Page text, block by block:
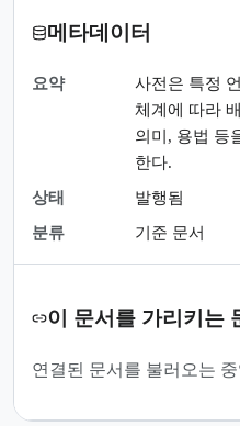
메타데이터
요약
사전은 특정
체계에 따라
의미, 용법 등
한다.
상태
발행됨
분류
기준 문서
이 문서를 가리키는
연결된 문서를 불러오는